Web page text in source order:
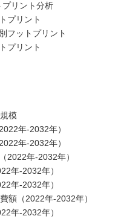
リント分析
プリント
フットプリント
プリント
模
年-2032年）
年-2032年）
2022年-2032年）
年-2032年）
年-2032年）
額（2022年-2032年）
年-2032年）